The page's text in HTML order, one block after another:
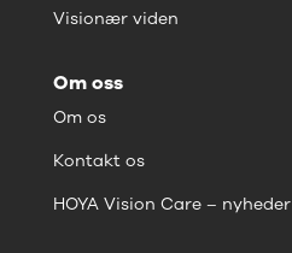
Visionær viden
Om oss
Om os
Kontakt os
HOYA Vision Care – nyheder